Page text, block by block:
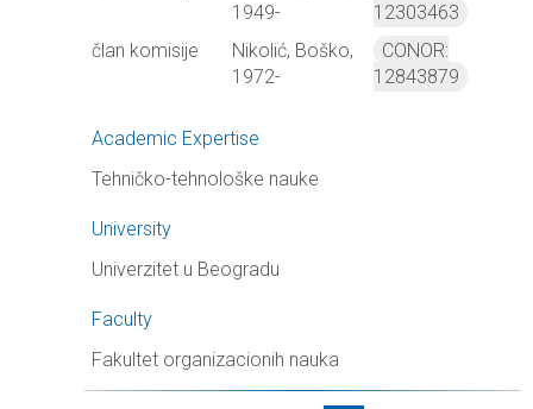
1949-
12303463
član komisije
Nikolić, Boško,
1972-
CONOR:
12843879
Academic Expertise
Tehničko-tehnološke nauke
University
Univerzitet u Beogradu
Faculty
Fakultet organizacionih nauka